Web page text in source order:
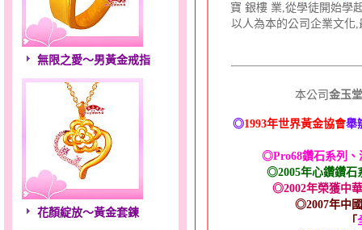
無限之愛～男黃金戒指
花顏綻放～黃金套鍊
寶 銀樓 業,從學徒開始學
以人為本的公司企業文化
本公司金玉
◎1993年世界黃金協會舉
◎Pro68鑽石系列、
◎2005年心鑽鑽石
◎2002年榮獲中
◎2007年中
「